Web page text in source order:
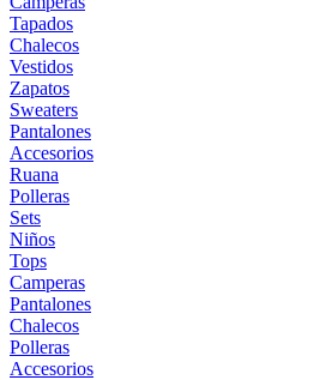
Tapados
Chalecos
Vestidos
Zapatos
Sweaters
Pantalones
Accesorios
Ruana
Polleras
Sets
Niños
Tops
Camperas
Pantalones
Chalecos
Polleras
Accesorios